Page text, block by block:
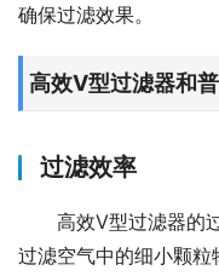
确保过滤效果。
高效V型过滤器和
过滤效率
高效V型过滤器的
过滤空气中的细小颗